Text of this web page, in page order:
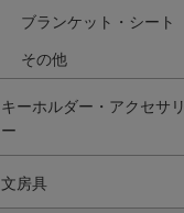
ブランケット・シート
その他
キーホルダー・アクセサリ
ー
文房具